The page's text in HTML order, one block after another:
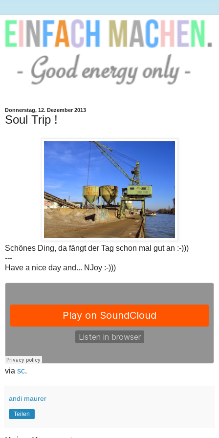
Donnerstag, 12. Dezember 2013
Soul Trip !
Schönes Ding, da fängt der Tag schon mal gut an :-)))
---
Have a nice day and... NJoy :-)))
via sc.
andi maurer
Teilen